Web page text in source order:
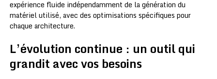
expérience fluide indépendamment de la génération du
matériel utilisé, avec des optimisations spécifiques pour
chaque architecture.
L’évolution continue : un outil qui
grandit avec vos besoins